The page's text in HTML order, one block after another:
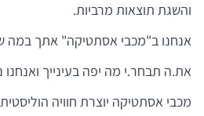
והשגת תוצאות מרביות.
אנחנו ב"מכבי אסתטיקה" אתך במה
את.ה תבחר.י מה יפה בעינייך
מכבי אסתטיקה יוצרת חוויה